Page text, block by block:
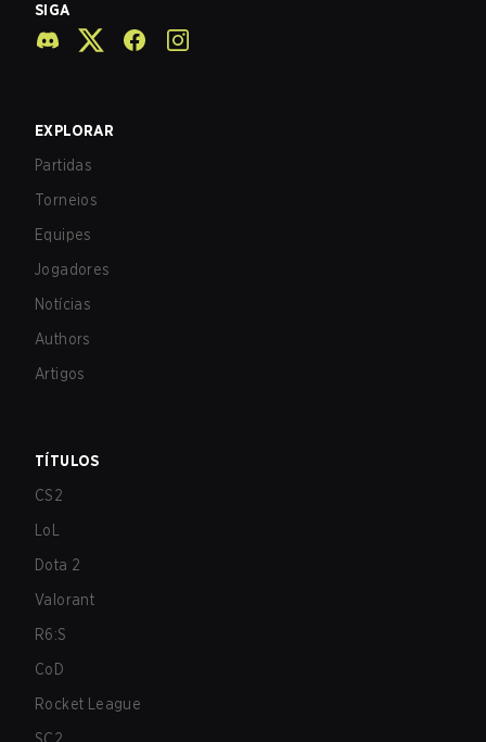
SIGA
EXPLORAR
Partidas
Torneios
Equipes
Jogadores
Notícias
Authors
Artigos
TÍTULOS
CS2
LoL
Dota 2
Valorant
R6:S
CoD
Rocket League